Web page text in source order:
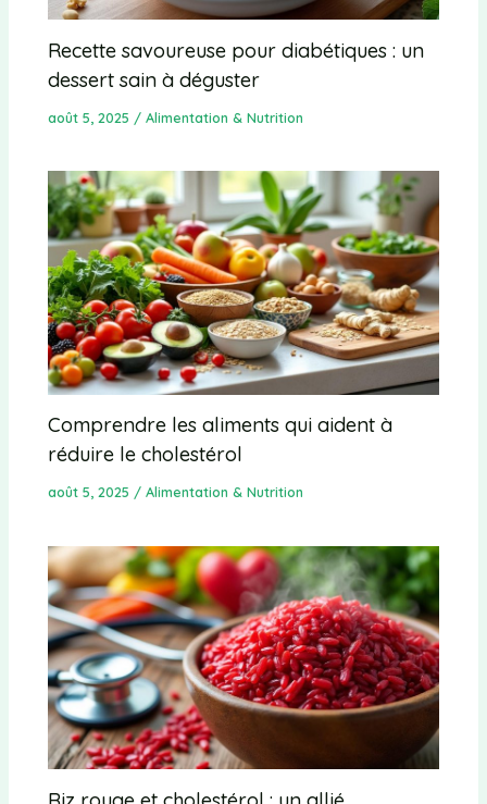
Recette savoureuse pour diabétiques : un
dessert sain à déguster
août 5, 2025 /Alimentation & Nutrition
Comprendre les aliments qui aident à
réduire le cholestérol
août 5, 2025 /Alimentation & Nutrition